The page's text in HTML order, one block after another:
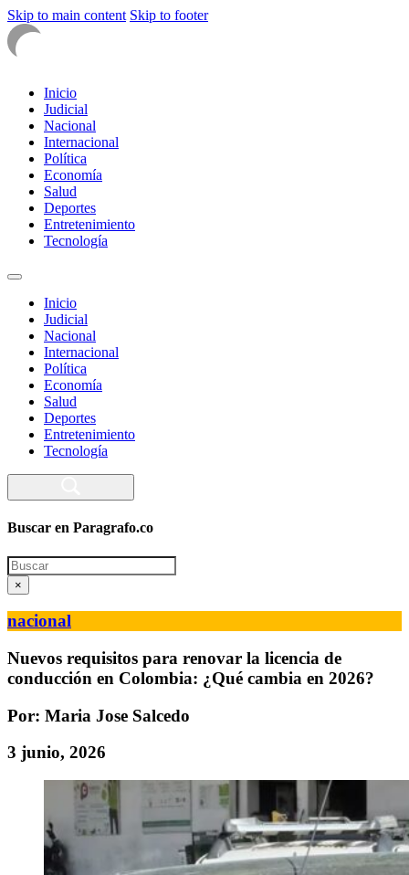
Skip to main content Skip to footer
Inicio
Judicial
Nacional
Internacional
Política
Economía
Salud
Deportes
Entretenimiento
Tecnología
Inicio
Judicial
Nacional
Internacional
Política
Economía
Salud
Deportes
Entretenimiento
Tecnología
Buscar en Paragrafo.co
Search
×
nacional
Nuevos requisitos para renovar la licencia de
conducción en Colombia: ¿Qué cambia en 2026?
Por: Maria Jose Salcedo
3 junio, 2026